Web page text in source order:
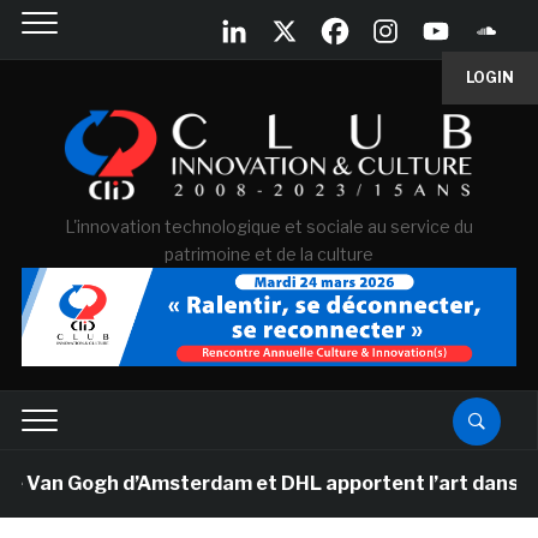
LOGIN
L'innovation technologique et sociale au service du
patrimoine et de la culture
Van Gogh d’Amsterdam et DHL apportent l’art dans